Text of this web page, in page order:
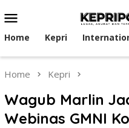
to
contentMenu
Home Kepri
Home Kepri
Wagub Marlin
Webinas GMNI